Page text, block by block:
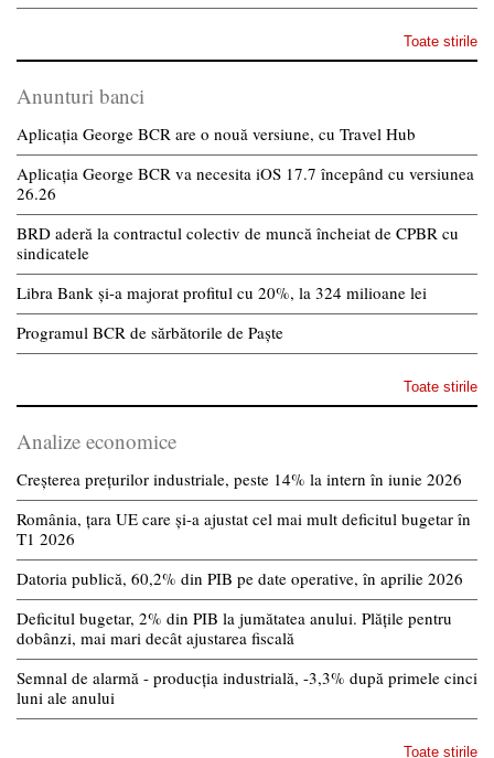
Toate stirile
Anunturi banci
Aplicația George BCR are o nouă versiune, cu Travel Hub
Aplicația George BCR va necesita iOS 17.7 începând cu versiunea
26.26
BRD aderă la contractul colectiv de muncă încheiat de CPBR cu
sindicatele
Libra Bank și-a majorat profitul cu 20%, la 324 milioane lei
Programul BCR de sărbătorile de Paște
Toate stirile
Analize economice
Creșterea prețurilor industriale, peste 14% la intern în iunie 2026
România, țara UE care și-a ajustat cel mai mult deficitul bugetar în
T1 2026
Datoria publică, 60,2% din PIB pe date operative, în aprilie 2026
Deficitul bugetar, 2% din PIB la jumătatea anului. Plățile pentru
dobânzi, mai mari decât ajustarea fiscală
Semnal de alarmă - producția industrială, -3,3% după primele cinci
luni ale anului
Toate stirile